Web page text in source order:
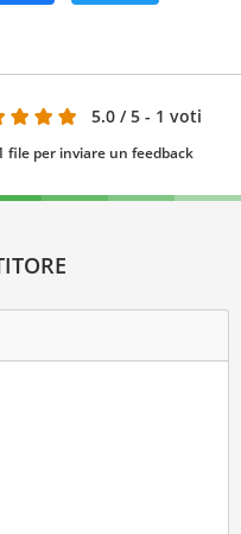
5.0 / 5 - 1 voti
file per inviare un feedback